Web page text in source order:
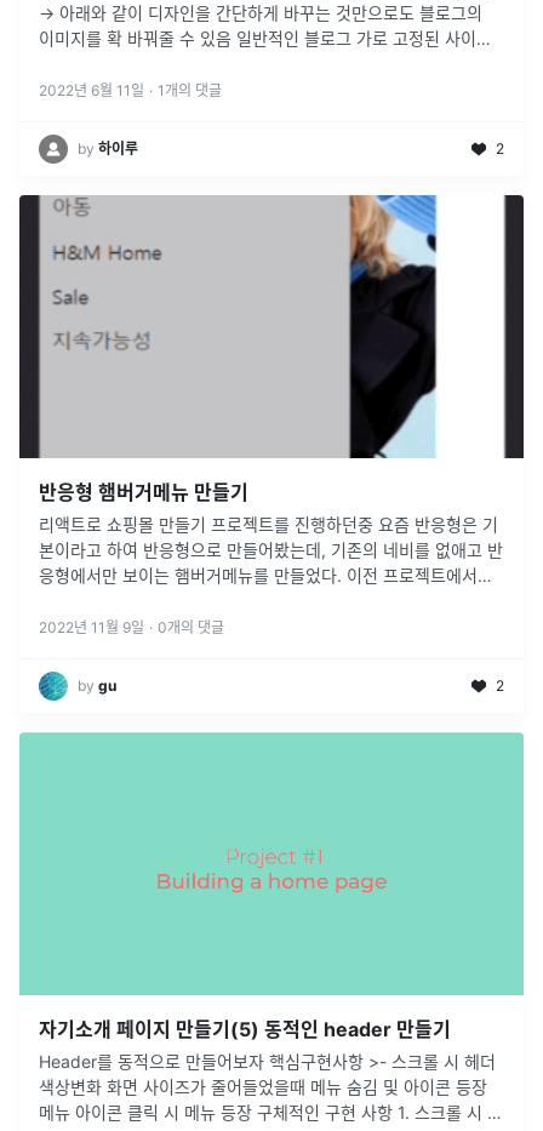
-> 아래와 같이 디자인을 간단하게 바꾸는 것만으로도 블로그의
이미지를 확 바꿔줄 수 있음 일반적인 블로그 가로 고정된 사이즈
2022년 6월 11일 · 1 개의 댓글
by 하이루 2
반응형 햄버거메뉴 만들기
리액트로 쇼핑몰 만들기 프로젝트를 진행하던중 요즘 반응형은 기
본이라고 하여 반응형으로 만들어봤는데, 기존의 네비를 없애고 반
응형에서만 보이는 햄버거메뉴를 만들었다. 이전 프로젝트에서도
어버리지 않기위해...
2022년 11월 9일 · 0개의 댓글
by gu 2
자기소개 페이지 만들기(5) 동적인 header 만들기
Header를 동적으로 만들어보자 핵심구현사항 >- 스크롤 시 헤더
색상변화 화면 사이즈가 줄어들었을때 메뉴 숨김 및 아이콘 등장
메뉴 아이콘 클릭 시 메뉴 등장 구체적인 구현 사항 1. 스크롤 시 헤